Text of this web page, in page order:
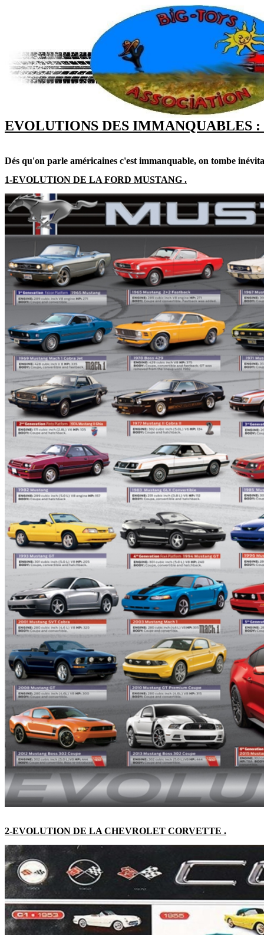
EVOLUTIONS DES IMMANQUABLES
Dés qu'on parle américaines c'est immanquable, on tombe
1-EVOLUTION DE LA FORD MUSTANG .
2-EVOLUTION DE LA CHEVROLET CORVETTE .